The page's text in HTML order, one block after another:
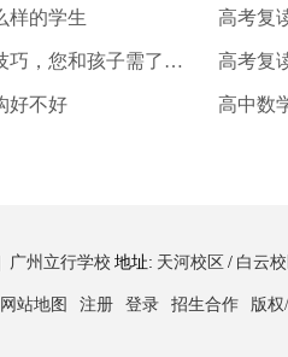
样的学生 高考复
高考复读放松小技巧，您和孩子需了解! 高考复
好不好 高中数
广州立行学校‌ 地址: 天河校区 / 白云
网站地图 注册 登录 招生合作 版